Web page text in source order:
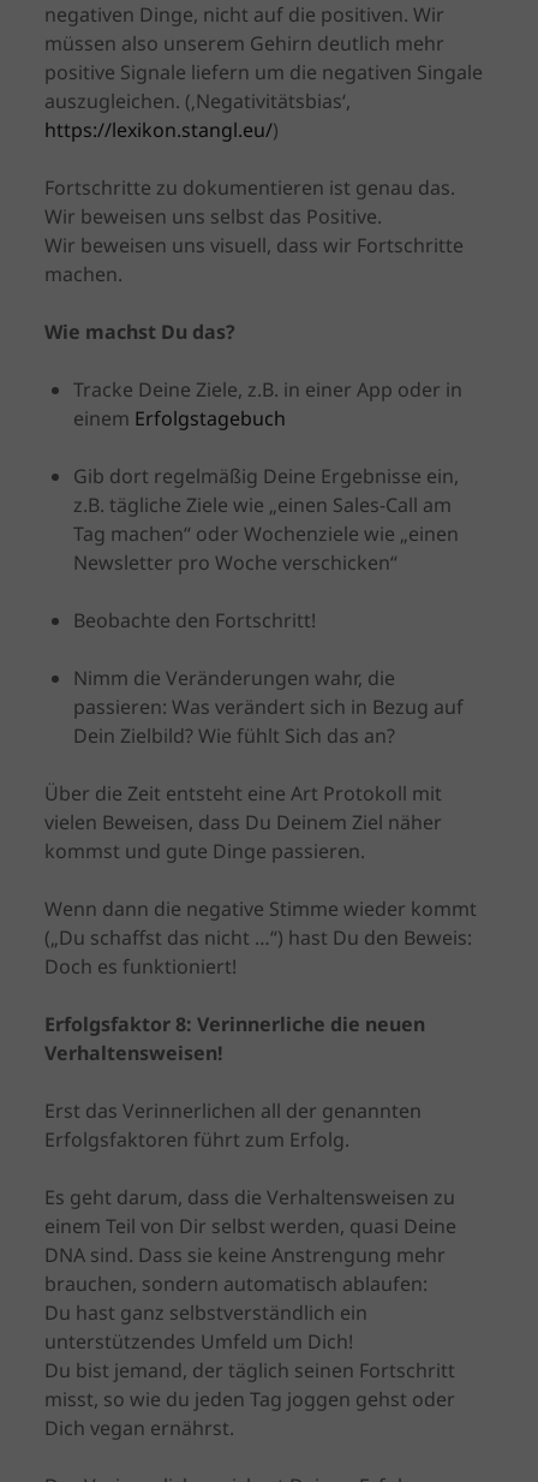
negativen Dinge, nicht auf die positiven. Wir
müssen also unserem Gehirn deutlich mehr
positive Signale liefern um die negativen Singale
auszugleichen. (‚Negativitätsbias‘,
https://lexikon.stangl.eu/)
Fortschritte zu dokumentieren ist genau das.
Wir beweisen uns selbst das Positive.
Wir beweisen uns visuell, dass wir Fortschritte
machen.
Wie machst Du das?
Tracke Deine Ziele, z.B. in einer App oder in
einem Erfolgstagebuch
Gib dort regelmäßig Deine Ergebnisse ein,
z.B. tägliche Ziele wie „einen Sales-Call am
Tag machen“ oder Wochenziele wie „einen
Newsletter pro Woche verschicken“
Beobachte den Fortschritt!
Nimm die Veränderungen wahr, die
passieren: Was verändert sich in Bezug auf
Dein Zielbild? Wie fühlt Sich das an?
Über die Zeit entsteht eine Art Protokoll mit
vielen Beweisen, dass Du Deinem Ziel näher
kommst und gute Dinge passieren.
Wenn dann die negative Stimme wieder kommt
(„Du schaffst das nicht …“) hast Du den Beweis:
Doch es funktioniert!
Erfolgsfaktor 8: Verinnerliche die neuen
Verhaltensweisen!
Erst das Verinnerlichen all der genannten
Erfolgsfaktoren führt zum Erfolg.
Es geht darum, dass die Verhaltensweisen zu
einem Teil von Dir selbst werden, quasi Deine
DNA sind. Dass sie keine Anstrengung mehr
brauchen, sondern automatisch ablaufen:
Du hast ganz selbstverständlich ein
unterstützendes Umfeld um Dich!
Du bist jemand, der täglich seinen Fortschritt
misst, so wie du jeden Tag joggen gehst oder
Dich vegan ernährst.